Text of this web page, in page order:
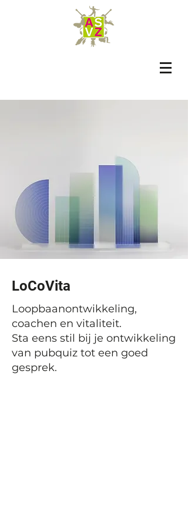
LoCoVita
Loopbaanontwikkeling,
coachen en vitaliteit.
Sta eens stil bij je ontwikkeling
van pubquiz tot een goed
gesprek.